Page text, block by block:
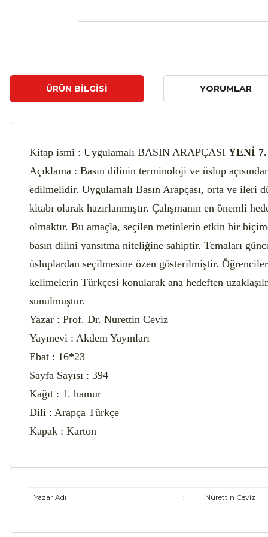
ÜRÜN BILGISI YORUMLAR
Kitap ismi : Uygulamalı BASIN ARAPÇASI YENİ
Açıklama : Basın dilinin terminoloji ve üslup
edilmelidir. Uygulamalı Basın Arapçası, orta ve
kitabı olarak hazırlanmıştır. Çalışmanın en önemli
olmaktır. Bu amaçla, seçilen metinlerin etkin bir
basın dilini yansıtma niteliğine sahiptir. Temaları
üsluplardan seçilmesine özen gösterilmiştir.
kelimelerin Türkçesi konularak ana hedeften
sunulmuştur.
Yazar : Prof. Dr. Nurettin Ceviz
Yayınevi : Akdem Yayınları
Ebat : 16*23
Sayfa Sayısı : 394
Kağıt : 1. hamur
Dili : Arapça Türkçe
Kapak : Karton
Yazar Adı : Nurettin Ceviz